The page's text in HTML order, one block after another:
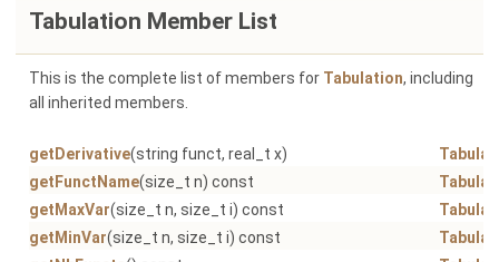
Tabulation Member List
This is the complete list of members for Tabulation, including
all inherited members.
getDerivative(string funct, real_t x)
getFunctName(size_t n) const
getMaxVar(size_t n, size_t i) const
getMinVar(size_t n, size_t i) const